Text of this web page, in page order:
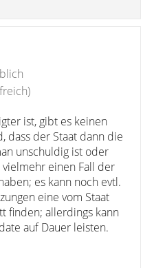
ist, gibt es keinen
dass der Staat dann die
unschuldig ist oder
einen Fall der
es kann noch evtl.
eine vom Staat
finden; allerdings kann
auf Dauer leisten.